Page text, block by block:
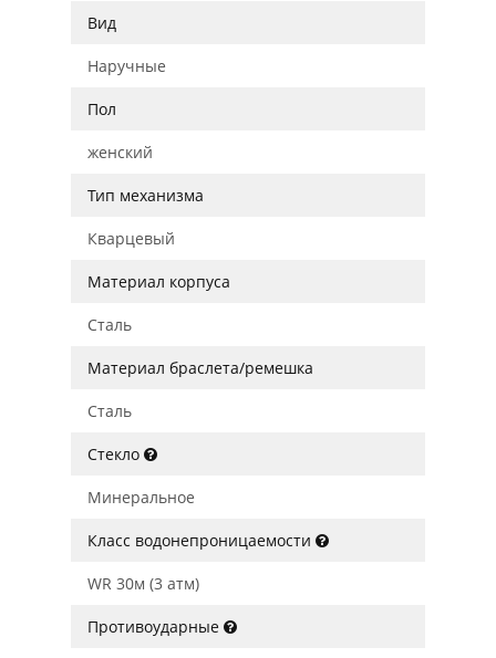
Вид
Наручные
Пол
женский
Тип механизма
Кварцевый
Материал корпуса
Сталь
Материал браслета/ремешка
Сталь
Стекло
Минеральное
Класс водонепроницаемости
WR 30м (3 атм)
Противоударные